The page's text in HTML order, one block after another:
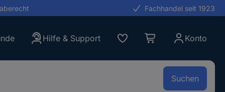
Fachhandel seit 1923
Hilfe & Support Konto
Suchen